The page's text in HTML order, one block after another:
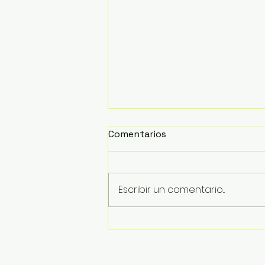
Comentarios
Escribir un comentario...